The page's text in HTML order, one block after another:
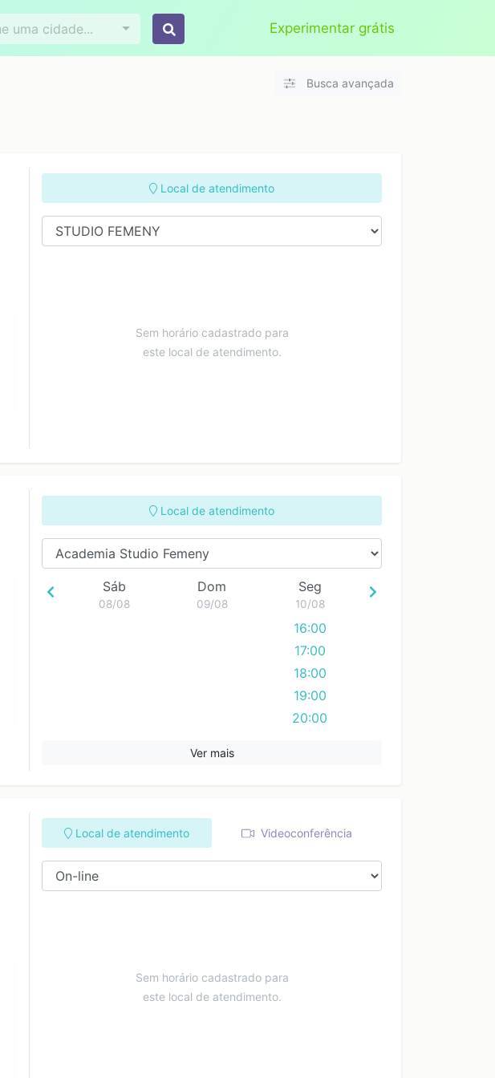
uma cidade... Experimentar grátis
Aplicar
Busca avançada
Local de atendimento
Sem horário cadastrado para
este local de atendimento.
Local de atendimento
Sáb
08/08
Dom
09/08
Seg
10/08
16:00
17:00
18:00
19:00
20:00
Ver mais
Local de atendimento Videoconferência
Sem horário cadastrado para
este local de atendimento.